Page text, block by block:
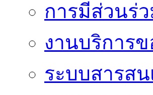
การมีส่วนร่
งานบริการข
ระบบสารสน